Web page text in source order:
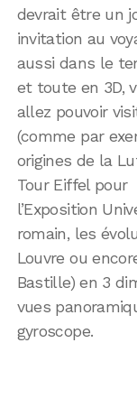
devrait être un
invitation au
aussi dans le
et toute en 3D,
allez pouvoir
(comme par
origines de la
Tour Eiffel pour
l’Exposition
romain, les
Louvre ou
Bastille) en 3
vues
gyroscope.